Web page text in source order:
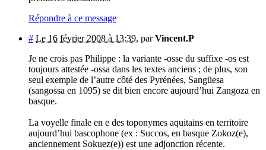
Répondre à ce message
# Le 16 février 2008 à 13:39, parVincent.P
Je ne crois pas Philippe : la variante -osse du suffixe -os est
toujours attestée -ossa dans les textes anciens ; de plus, son
seul exemple de l’autre côté des Pyrénées, Sangüesa
(sangossa en 1095) se dit bien encore aujourd’hui Zangoza en
basque.
La voyelle finale en e des toponymes aquitains en territoire
aujourd’hui bascophone (ex : Succos, en basque Zokoz(e),
anciennement Sokuez(e)) est une adjonction récente.